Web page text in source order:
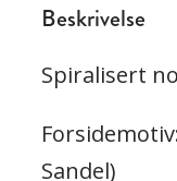
Beskrivelse
Spiralisert
Sandel)